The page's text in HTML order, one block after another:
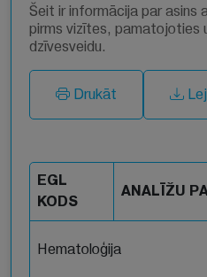
Šeit ir informācija par asins
pirms vizītes, pamatojoties
dzīvesveidu.
Drukāt
EGL
KODS
ANALĪŽU
Hematoloģija